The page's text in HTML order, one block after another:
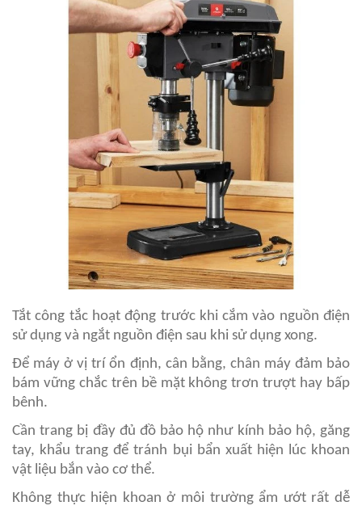
Tắt công tắc hoạt động trước khi cắm vào nguồn điện
sử dụng và ngắt nguồn điện sau khi sử dụng xong.
Để máy ở vị trí ổn định, cân bằng, chân máy đảm bảo
bám vững chắc trên bề mặt không trơn trượt hay bấp
bênh.
Cần trang bị đầy đủ đồ bảo hộ như kính bảo hộ, găng
tay, khẩu trang để tránh bụi bẩn xuất hiện lúc khoan
vật liệu bắn vào cơ thể.
Không thực hiện khoan ở môi trường ẩm ướt rất dễ